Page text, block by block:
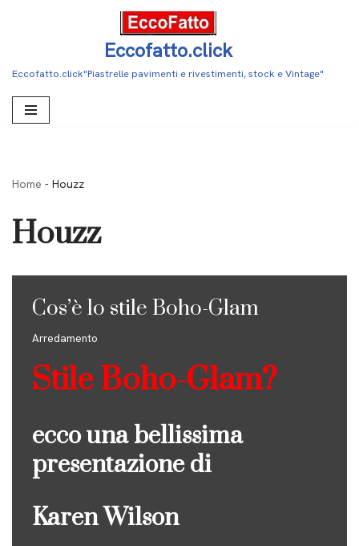
contenuto
Eccofatto.click
Eccofatto.click"Piastrelle pavimenti e rivestimenti, stock e Vintage"
Home - Houzz
Houzz
Cos’è lo stile Boho-Glam
Arredamento
Stile Boho-Glam?
ecco una bellissima
presentazione di
Karen Wilson